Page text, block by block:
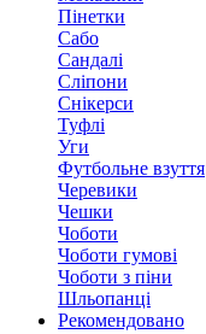
Пінетки
Сабо
Сандалі
Сліпони
Снікерси
Туфлі
Уги
Футбольне взуття
Черевики
Чешки
Чоботи
Чоботи гумові
Чоботи з піни
Шльопанці
Рекомендовано